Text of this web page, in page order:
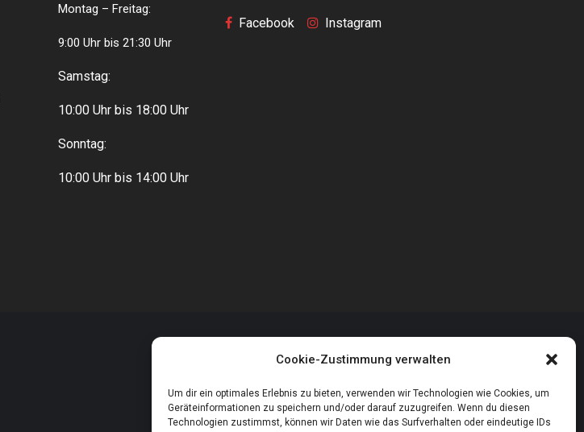
Cookie-Zustimmung verwalten
Um dir ein optimales Erlebnis zu bieten, verwenden wir Technologien wie Cookies, um
Geräteinformationen zu speichern und/oder darauf zuzugreifen. Wenn du diesen
Technologien zustimmst, können wir Daten wie das Surfverhalten oder eindeutige IDs
Montag – Freitag:
9:00 Uhr bis 21:30 Uhr
Samstag:
10:00 Uhr bis 18:00 Uhr
Sonntag:
10:00 Uhr bis 14:00 Uhr
Facebook Instagram